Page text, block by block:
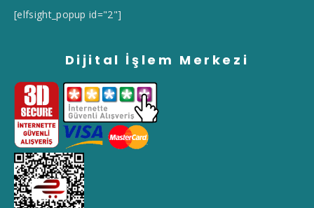
[elfsight_popup id="2"]
Dijital İşlem Merkezi